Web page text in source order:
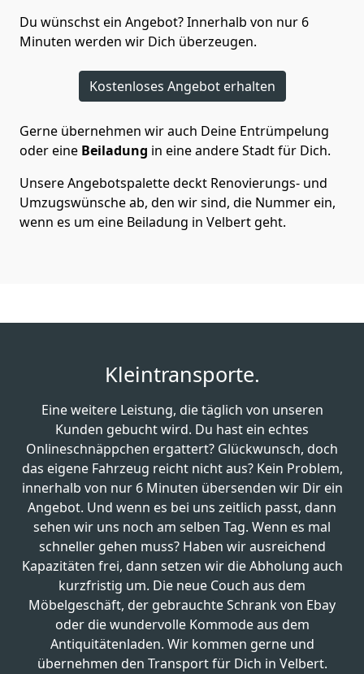
Du wünschst ein Angebot? Innerhalb von nur 6
Minuten werden wir Dich überzeugen.
Kostenloses Angebot erhalten
Gerne übernehmen wir auch Deine Entrümpelung
oder eine Beiladung in eine andere Stadt für Dich.
Unsere Angebotspalette deckt Renovierungs- und
Umzugswünsche ab, den wir sind, die Nummer ein,
wenn es um eine Beiladung in Velbert geht.
Kleintransporte.
Eine weitere Leistung, die täglich von unseren
Kunden gebucht wird. Du hast ein echtes
Onlineschnäppchen ergattert? Glückwunsch, doch
das eigene Fahrzeug reicht nicht aus? Kein Problem,
innerhalb von nur 6 Minuten übersenden wir Dir ein
Angebot. Und wenn es bei uns zeitlich passt, dann
sehen wir uns noch am selben Tag. Wenn es mal
schneller gehen muss? Haben wir ausreichend
Kapazitäten frei, dann setzen wir die Abholung auch
kurzfristig um. Die neue Couch aus dem
Möbelgeschäft, der gebrauchte Schrank von Ebay
oder die wundervolle Kommode aus dem
Antiquitätenladen. Wir kommen gerne und
übernehmen den Transport für Dich in Velbert.